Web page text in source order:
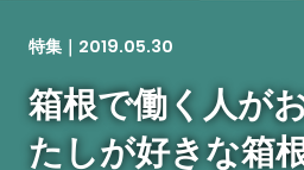
特集｜ 2019.05.30
箱根で働く人が
たしが好きな箱